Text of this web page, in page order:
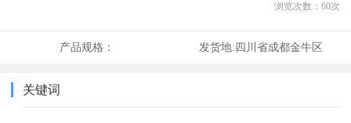
浏览次数： 60次
产品规格： 发货地:四川省成都金牛区
关键词